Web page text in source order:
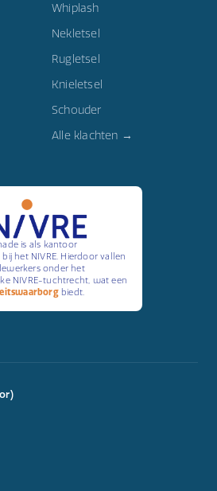
Whiplash
Nekletsel
Rugletsel
Knieletsel
Schouder
Alle klachten →
is als kantoor
het NIVRE. Hierdoor vallen
onder het
NIVRE-tuchtrecht, wat een
biedt.